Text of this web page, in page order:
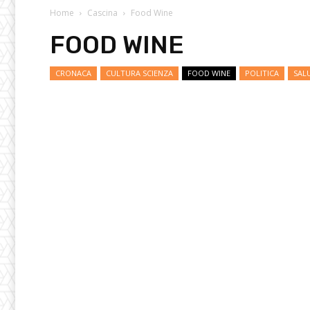
Home Cascina Food Wine
FOOD WINE
CRONACA CULTURA SCIENZA FOOD WINE POLITICA